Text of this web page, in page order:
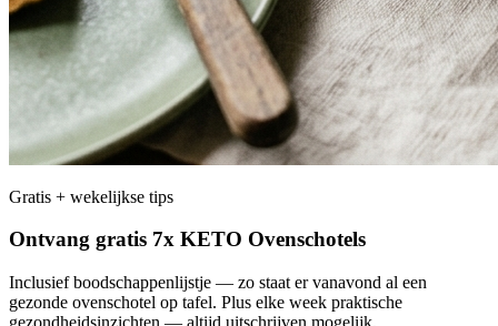
Gratis + wekelijkse tips
Ontvang gratis 7x KETO Ovenschotels
Inclusief boodschappenlijstje — zo staat er vanavond al een
gezonde ovenschotel op tafel. Plus elke week praktische